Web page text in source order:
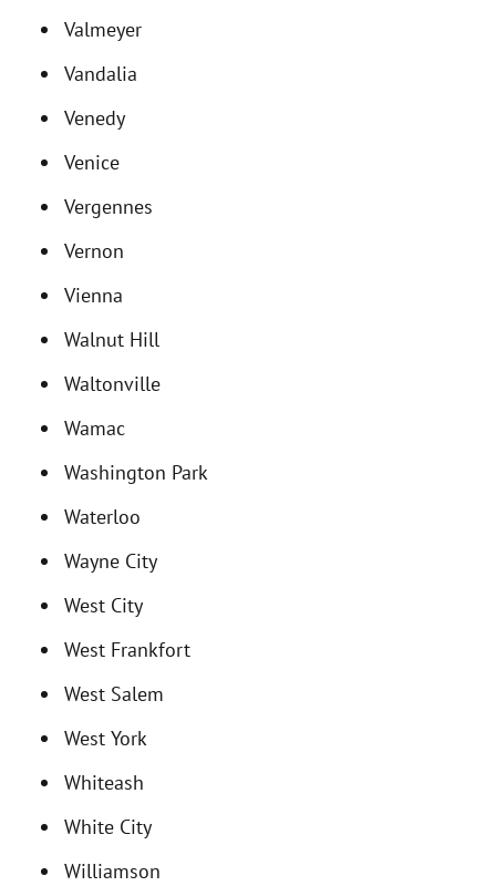
Valmeyer
Vandalia
Venedy
Venice
Vergennes
Vernon
Vienna
Walnut Hill
Waltonville
Wamac
Washington Park
Waterloo
Wayne City
West City
West Frankfort
West Salem
West York
Whiteash
White City
Williamson